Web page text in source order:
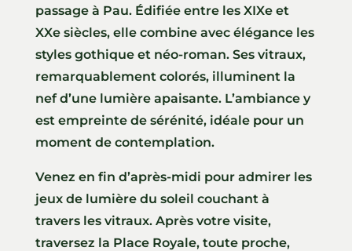
passage à Pau. Édifiée entre les XIXe et
XXe siècles, elle combine avec élégance les
styles gothique et néo-roman. Ses vitraux,
remarquablement colorés, illuminent la
nef d’une lumière apaisante. L’ambiance y
est empreinte de sérénité, idéale pour un
moment de contemplation.
Venez en fin d’après-midi pour admirer les
jeux de lumière du soleil couchant à
travers les vitraux. Après votre visite,
traversez la Place Royale, toute proche,